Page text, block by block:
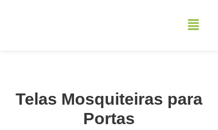
Telas Mosquiteiras para
Portas